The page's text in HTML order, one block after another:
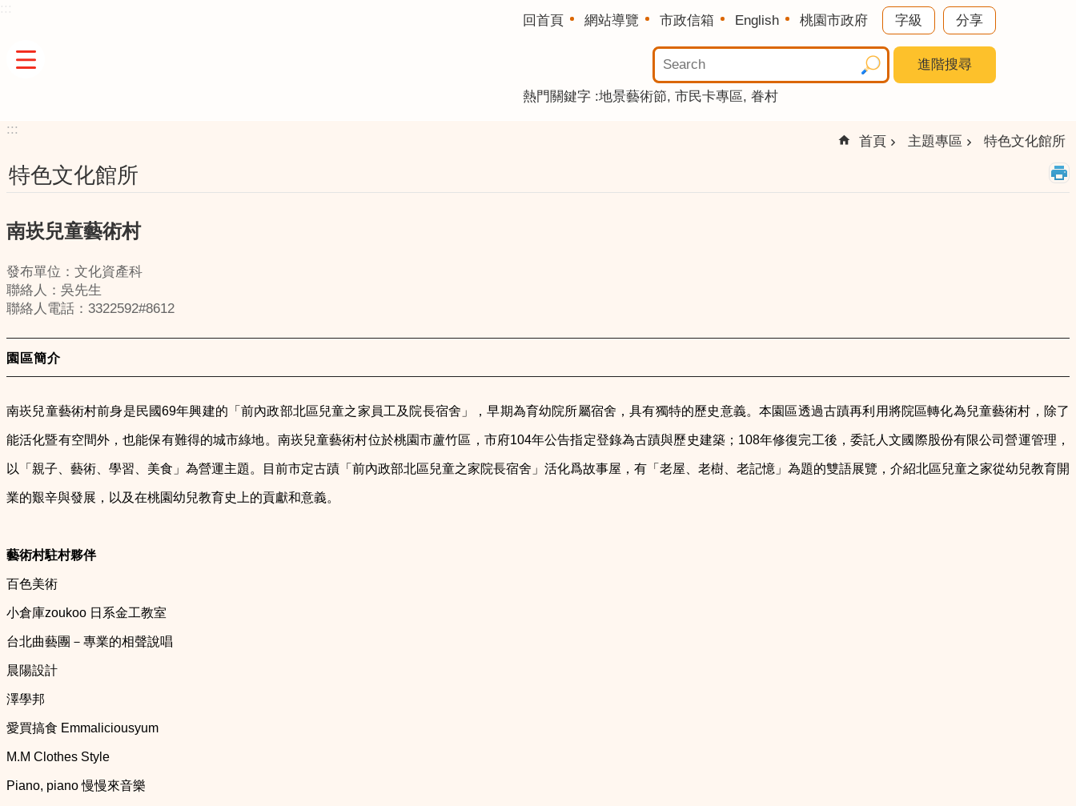
回首頁 網站導覽 市政信箱 English 桃園市政府 字級 分享
進階搜尋
熱門關鍵字 地景藝術節 市民卡專區 眷村
:::
首頁 主題專區 特色文化館所
特色文化館所
南崁兒童藝術村
發布單位：文化資產科
聯絡人：吳先生
聯絡人電話：3322592#8612
園區簡介
南崁兒童藝術村前身是民國69年興建的「前內政部北區兒童之家員工及院長宿舍」，早期為育幼院所屬宿舍，具有獨特的歷史意義。本園區透過古蹟再利用將院區轉化為兒童藝術村，除了
能活化暨有空間外，也能保有難得的城市綠地。南崁兒童藝術村位於桃園市蘆竹區，市府104年公告指定登錄為古蹟與歷史建築；108年修復完工後，委託人文國際股份有限公司營運管理，
以「親子、藝術、學習、美食」為營運主題。目前市定古蹟「前內政部北區兒童之家院長宿舍」活化爲故事屋，有「老屋、老樹、老記憶」為題的雙語展覽，介紹北區兒童之家從幼兒教育開
業的艱辛與發展，以及在桃園幼兒教育史上的貢獻和意義。
藝術村駐村夥伴
百色美術
小倉庫zoukoo 日系金工教室
台北曲藝團－專業的相聲說唱
晨陽設計
澤學邦
愛買搞食 Emmaliciousyum
M.M Clothes Style
Piano, piano 慢慢來音樂